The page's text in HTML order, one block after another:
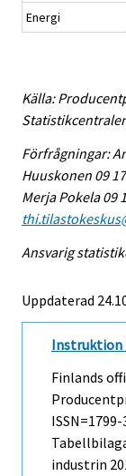
Energi
Källa:
Förfrågningar:
Huuskonen 09
Merja Pokela 09
Ansvarig
Uppdaterad
Instruktion
Finlands
ISSN=1799-
industrin